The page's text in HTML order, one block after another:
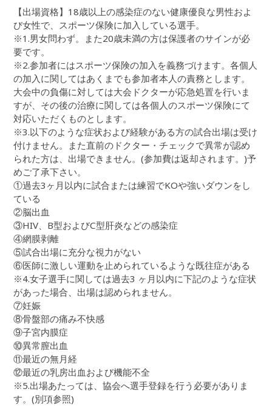
【出場資格】18歳以上の感染症のない健康優良な男性およ
び女性で、スポーツ保険に加入している選手。
※1.男女問わず。また20歳未満の方は保護者のサインが必
要です。
※2.参加者にはスポーツ保険の加入を義務づけます。各個人
の加入に関してはあくまでも参加者本人の責務とします。
大会中の負傷に対しては大会ドクターが応急処置を行いま
すが、その後の治療に関しては各個人のスポーツ保険にて
対応いただくものとします。
※3.以下のような症状および経験がある方の試合出場は受け
付けません。また直前のドクター・チェックで異常が認め
られた方は、出場できません。(参加費は返却されます。)予
めご了承下さい。
①過去3ヶ月以内に試合または練習でKOや強いダウンをし
ている
②脳出血
③HIV、B型およびC型肝炎などの感染症
④網膜剥離
⑤試合出場に充分な視力がない
⑥医師に激しい運動を止められているような既往症がある
※4.女子選手に関しては過去3 ヶ月以内に下記のような症状
があった場合、出場は認められません。
⑦妊娠
⑧骨盤部の痛み不快感
⑨子宮内膜症
⑩異常膣出血
⑪最近の無月経
⑫最近の乳房出血および機能不全
※5.出場あたっては、協会へ選手登録を行う必要がありま
す。(別項参照)